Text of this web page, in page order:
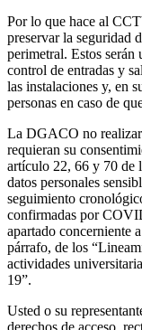
Por lo que hace al
preservar la seguridad
perimetral. Estos
control de entradas y
las instalaciones y, en
personas en caso de
La DGACO no
requieran su
artículo 22, 66 y 70
datos personales
seguimiento
confirmadas por
apartado concerniente
párrafo, de los
actividades
19”.
Usted o su